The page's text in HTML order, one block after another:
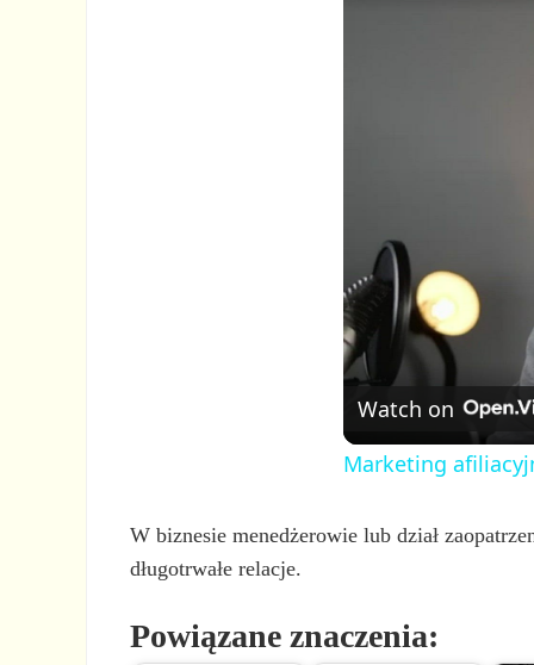
Watch on
Marketing
W biznesie menedżerowie lub dział
długotrwałe relacje.
Powiązane znaczenia: